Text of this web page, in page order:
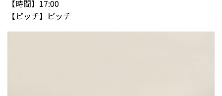
【時間】17:00
【ピッチ】ピッチ